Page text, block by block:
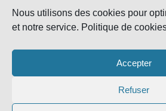
Nous utilisons des cookies pour
et notre service. Politique de
Accepter
Refuser